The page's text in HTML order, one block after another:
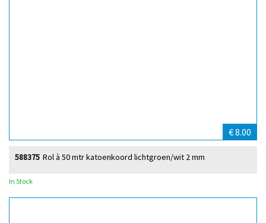
€ 8.00
Rol à 50 mtr katoenkoord lichtgroen/wit 2 mm
588375
In Stock